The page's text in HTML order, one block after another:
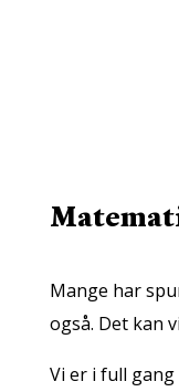
Mange har
også. Det kan
Vi er i full